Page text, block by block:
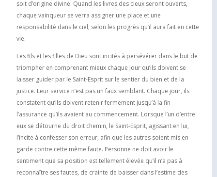
soit d’origine divine. Quand les livres des cieux seront ouverts,
chaque vainqueur se verra assigner une place et une
responsabilité dans le ciel, selon les progrès qu’il aura fait en cette
vie.
Les fils et les filles de Dieu sont incités à persévérer dans le but de
triompher en comprenant mieux chaque jour qu’ils doivent se
laisser guider par le Saint-Esprit sur le sentier du bien et de la
justice. Leur service n’est pas un faux semblant. Chaque jour, ils
constatent qu’ils doivent retenir fermement jusqu’à la fin
l’assurance qu’ils avaient au commencement. Lorsque l’un d’entre
eux se détourne du droit chemin, le Saint-Esprit, agissant en lui,
l’incite à confesser son erreur, afin que les autres soient mis en
garde contre cette même faute. Personne ne doit avoir le
sentiment que sa position est tellement élevée qu’il n’a pas à
reconnaître ses fautes, de crainte de baisser dans l’estime des